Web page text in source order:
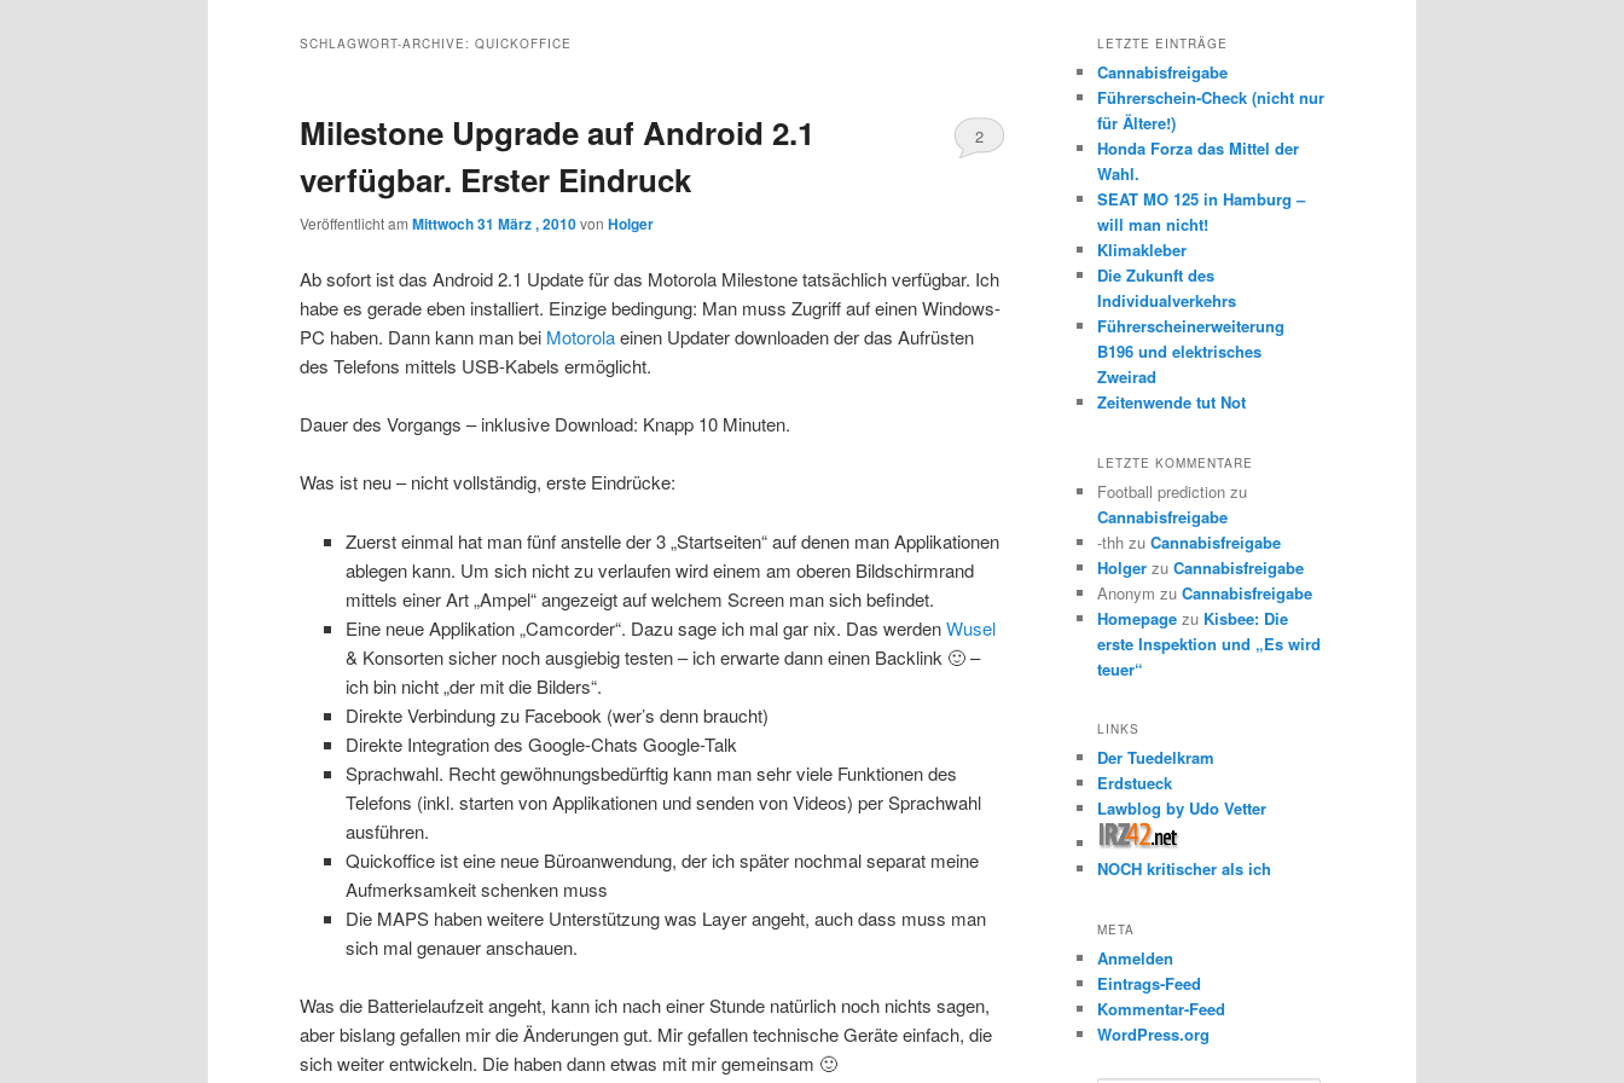
wechseln
SCHLAGWORT-ARCHIVE: QUICKOFFICE
Milestone Upgrade auf Android 2.1
verfügbar. Erster Eindruck
Veröffentlicht am Mittwoch 31 März , 2010von Holger
2
Ab sofort ist das Android 2.1 Update für das Motorola Milestone tatsächlich verfügbar. Ich
habe es gerade eben installiert. Einzige bedingung: Man muss Zugriff auf einen Windows-
PC haben. Dann kann man bei Motorolaeinen Updater downloaden der das Aufrüsten
des Telefons mittels USB-Kabels ermöglicht.
Dauer des Vorgangs – inklusive Download: Knapp 10 Minuten.
Was ist neu – nicht vollständig, erste Eindrücke:
Zuerst einmal hat man fünf anstelle der 3 „Startseiten“ auf denen man Applikationen
ablegen kann. Um sich nicht zu verlaufen wird einem am oberen Bildschirmrand
mittels einer Art „Ampel“ angezeigt auf welchem Screen man sich befindet.
Eine neue Applikation „Camcorder“. Dazu sage ich mal gar nix. Das werdenWusel
& Konsorten sicher noch ausgiebig testen – ich erwarte dann einen Backlink 🙂 –
ich bin nicht „der mit die Bilders“.
Direkte Verbindung zu Facebook (wer’s denn braucht)
Direkte Integration des Google-Chats Google-Talk
Sprachwahl. Recht gewöhnungsbedürftig kann man sehr viele Funktionen des
Telefons (inkl. starten von Applikationen und senden von Videos) per Sprachwahl
ausführen.
Quickoffice ist eine neue Büroanwendung, der ich später nochmal separat meine
Aufmerksamkeit schenken muss
Die MAPS haben weitere Unterstützung was Layer angeht, auch dass muss man
sich mal genauer anschauen.
Was die Batterielaufzeit angeht, kann ich nach einer Stunde natürlich noch nichts sagen,
aber bislang gefallen mir die Änderungen gut. Mir gefallen technische Geräte einfach, die
sich weiter entwickeln. Die haben dann etwas mit mir gemeinsam 🙂
LETZTE EINTRÄGE
Cannabisfreigabe
Führerschein-Check (nicht nur
für Ältere!)
Honda Forza das Mittel der
Wahl.
SEAT MO 125 in Hamburg –
will man nicht!
Klimakleber
Die Zukunft des
Individualverkehrs
Führerscheinerweiterung
B196 und elektrisches
Zweirad
Zeitenwende tut Not
LETZTE KOMMENTARE
Football prediction zu
Cannabisfreigabe
-thh zu Cannabisfreigabe
Holger zu Cannabisfreigabe
Anonym zu Cannabisfreigabe
Homepage zu Kisbee: Die
erste Inspektion und „Es wird
teuer“
LINKS
Der Tuedelkram
Erdstueck
Lawblog by Udo Vetter
NOCH kritischer als ich
META
Anmelden
Eintrags-Feed
Kommentar-Feed
WordPress.org